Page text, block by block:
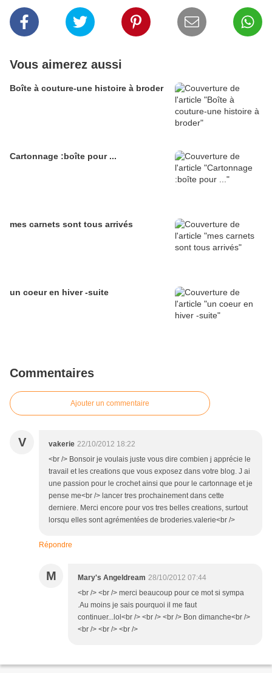
Vous aimerez aussi
Boîte à couture-une histoire à broder
Cartonnage :boîte pour ...
mes carnets sont tous arrivés
un coeur en hiver -suite
Commentaires
Ajouter un commentaire
V vakerie 22/10/2012 18:22
<br /> Bonsoir je voulais juste vous dire combien j apprécie le
travail et les creations que vous exposez dans votre blog. J ai
une passion pour le crochet ainsi que pour le cartonnage et je
pense me<br /> lancer tres prochainement dans cette
derniere. Merci encore pour vos tres belles creations, surtout
lorsqu elles sont agrémentées de broderies.valerie<br />
Répondre
M Mary's Angeldream 28/10/2012 07:44
<br /> <br /> merci beaucoup pour ce mot si sympa
.Au moins je sais pourquoi il me faut
continuer...lol<br /> <br /> <br /> Bon dimanche<br />
<br /> <br /> <br />